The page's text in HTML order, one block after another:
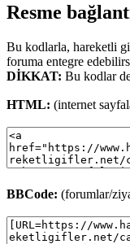
Resme
Bu kodlarla, hareketli
foruma entegre
DİKKAT: Bu kodlar
HTML: (internet
BBCode: (forumlar/